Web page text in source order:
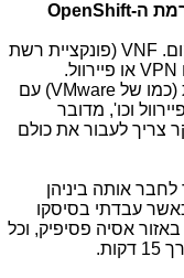
ה-OpenShift
VNF (פונקציית רשת
VPN או פיירוול.
(כמו של VMware) עם
וכו', מדובר
צריך לעבור את כולם
אותה ביניהן
כאשר עבדתי בסיסקו
אסיה פסיפיק, וכל